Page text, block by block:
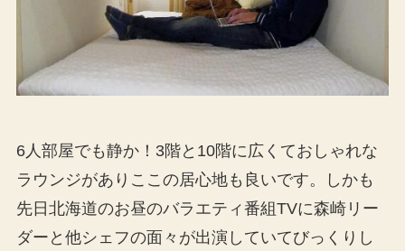
6人部屋でも静か！3階と10階に広くておしゃれな
ラウンジがありここの居心地も良いです。しかも
先日北海道のお昼のバラエティ番組TVに森崎リー
ダーと他シェフの面々が出演していてびっくりし